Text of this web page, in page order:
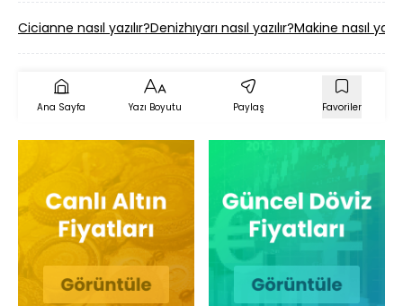
Cicianne nasıl yazılır?Denizhıyarı nasıl yazılır?Makine nasıl
Ana Sayfa Yazı Boyutu Paylaş Favoriler